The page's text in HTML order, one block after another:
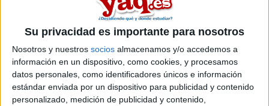
Su privacidad es importante para nosotros
Nosotros y nuestros socios almacenamos y/o accedemos a
información en un dispositivo, como cookies, y procesamos
datos personales, como identificadores únicos e información
estándar enviada por un dispositivo para publicidad y contenido
personalizado, medición de publicidad y contenido,
Grado en Arte
Grado en Conservación y Restauración de Bienes Culturales
Grado en Creación y Diseño
Facultad de Ciencia y Tecnología